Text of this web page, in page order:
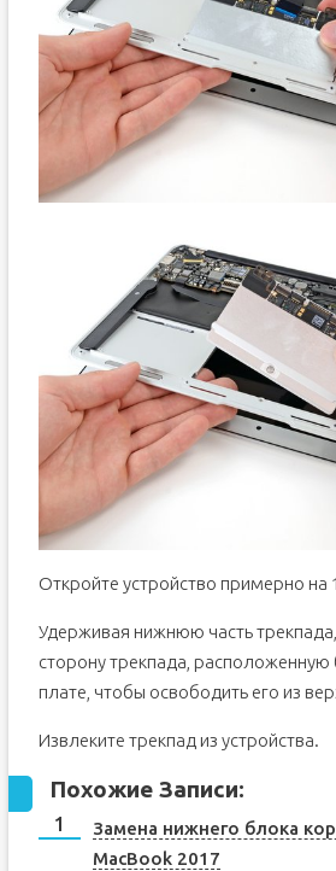
Откройте устройство примерно на
Удерживая нижнюю часть
сторону трекпада, расположенную
плате, чтобы освободить его из
Извлеките трекпад из устройства.
Похожие Записи:
Замена нижнего блока
MacBook 2017